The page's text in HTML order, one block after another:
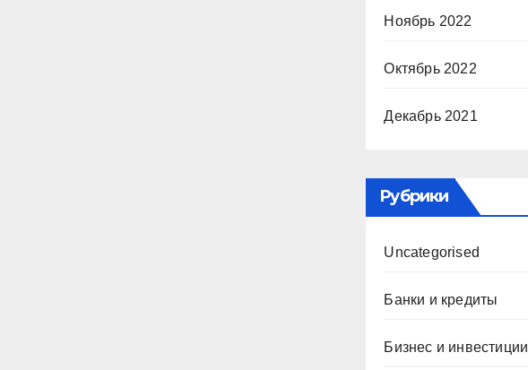
Ноябрь 2022
Октябрь 2022
Декабрь 2021
Рубрики
Uncategorised
Банки и кредиты
Бизнес и инвестиции